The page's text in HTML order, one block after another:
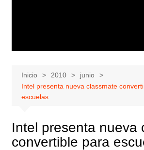
Inicio 2010
junio
Intel presenta nueva classmate
escuelas
Intel presenta nueva
convertible para